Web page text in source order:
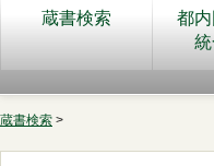
蔵書検索
都
蔵書検索 >